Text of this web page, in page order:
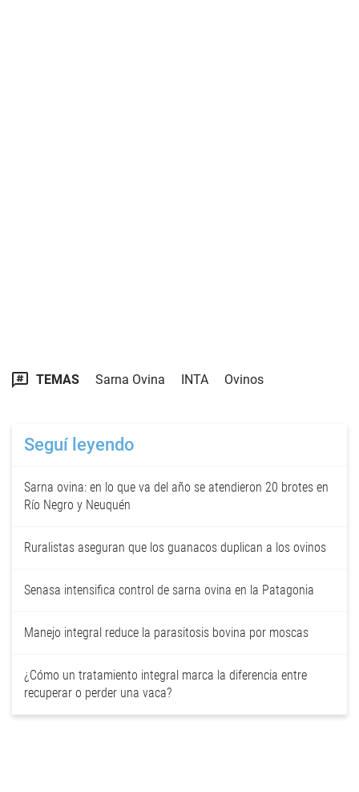
TEMAS Sarna Ovina INTA Ovinos
Seguí leyendo
Sarna ovina: en lo que va del año se atendieron 20 brotes en
Río Negro y Neuquén
Ruralistas aseguran que los guanacos duplican a los ovinos
Senasa intensifica control de sarna ovina en la Patagonia
Manejo integral reduce la parasitosis bovina por moscas
¿Cómo un tratamiento integral marca la diferencia entre
recuperar o perder una vaca?